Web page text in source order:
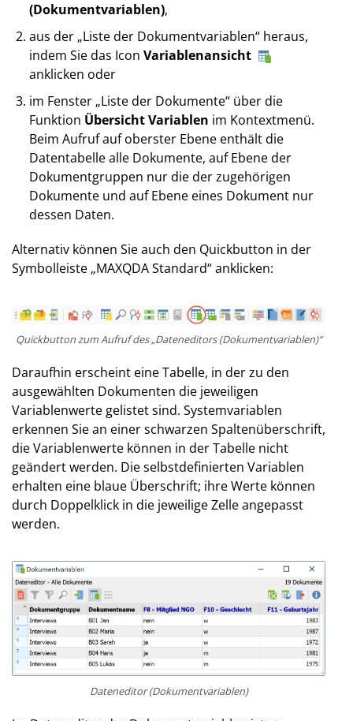
(Dokumentvariablen),
aus der „Liste der Dokumentvariablen“ heraus,
indem Sie das Icon Variablenansicht
anklicken oder
im Fenster „Liste der Dokumente“ über die
Funktion Übersicht Variablen im Kontextmenü.
Beim Aufruf auf oberster Ebene enthält die
Datentabelle alle Dokumente, auf Ebene der
Dokumentgruppen nur die der zugehörigen
Dokumente und auf Ebene eines Dokument nur
dessen Daten.
Alternativ können Sie auch den Quickbutton in der
Symbolleiste „MAX­QDA Standard“ anklicken:
Quickbutton zum Aufruf des „Dateneditors (Dokumentvariablen)“
Daraufhin erscheint eine Tabelle, in der zu den
ausgewählten Dokumenten die jeweiligen
Variablenwerte gelistet sind. Systemvariablen
erkennen Sie an einer schwarzen Spaltenüberschrift,
die Variablenwerte können in der Tabelle nicht
geändert werden. Die selbstdefinierten Variablen
erhalten eine blaue Überschrift; ihre Werte können
durch Doppelklick in die jeweilige Zelle angepasst
werden.
Dateneditor (Dokumentvariablen)